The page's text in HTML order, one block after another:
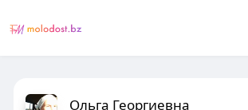
Ольга Георгиевна